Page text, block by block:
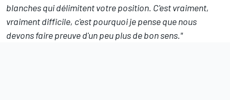
blanches qui délimitent votre position. C'est vraiment,
vraiment difficile, c'est pourquoi je pense que nous
devons faire preuve d'un peu plus de bon sens."